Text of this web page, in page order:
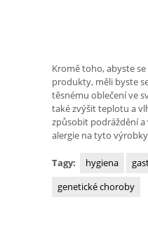
Kromě toho, abyste
produkty, měli byste
těsnému oblečení ve
také zvýšit teplotu a
způsobit podráždění
alergie na tyto
Tagy: hygiena
genetické choroby